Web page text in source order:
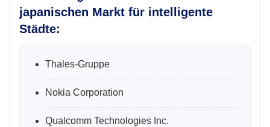
japanischen Markt für intelligente
Städte:
Thales-Gruppe
Nokia Corporation
Qualcomm Technologies Inc.